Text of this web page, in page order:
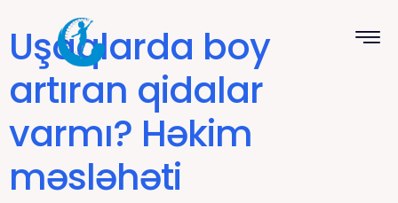
Uşaqlarda boy
artıran qidalar
varmı? Həkim
məsləhəti